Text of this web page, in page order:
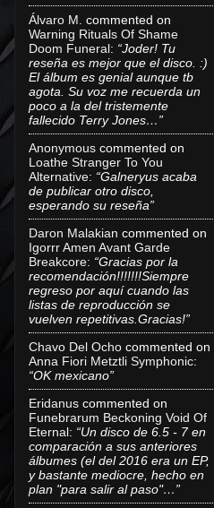
Álvaro M. commented on
Warning Rituals Of Shame
Doom Funeral: “Joder! Tu
reseña es mejor que el disco. :)
El álbum es genial aunque tb
agota. Su voz me recuerda un
poco a la del tristemente
fallecido Terry Jones…”
Anonymous commented on
Loathe Stranger To You
Alternative: “Galneryus acaba
de publicar otro disco,
esperando su reseña”
Daron Malakian commented on
Igorrr Amen Avant Garde
Breakcore: “Gracias por la
recomendación!!!!!!!Siempre
regreso por aquí cuando las
listas de reproducción se
vuelven repetitivas.Gracias!”
Chavo Del Ocho commented on
Anna Fiori Metztli Symphonic:
“OK mexicano”
Eridanus commented on
Funebrarum Beckoning Void Of
Eternal: “Un disco de 6.5 - 7 en
comparación a sus anteriores
álbumes (el del 2016 era un EP,
y bastante mediocre, hecho en
plan "para salir al paso"…”